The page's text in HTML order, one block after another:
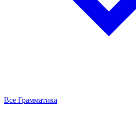
Все Грамматика